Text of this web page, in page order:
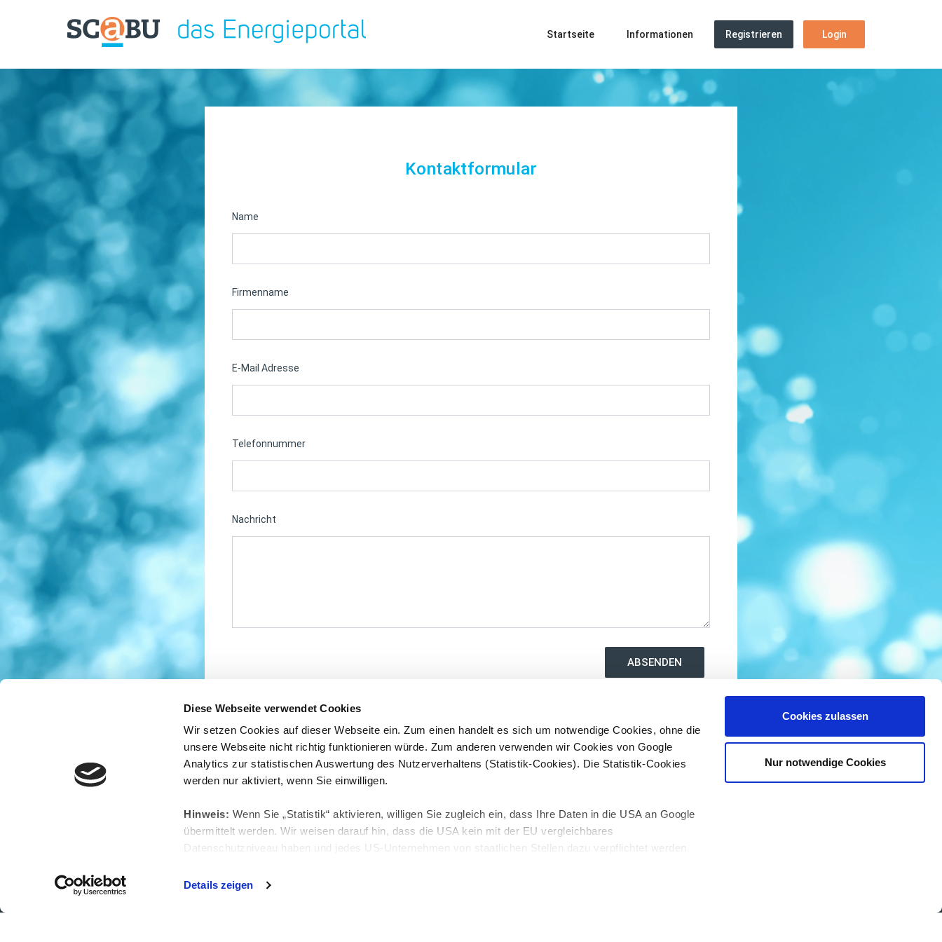
Diese Webseite verwendet Cookies
Wir setzen Cookies auf dieser Webseite ein. Zum einen handelt es sich um notwendige Cookies, ohne die
unsere Webseite nicht richtig funktionieren würde. Zum anderen verwenden wir Cookies von Google
Analytics zur statistischen Auswertung des Nutzerverhaltens (Statistik-Cookies). Die Statistik-Cookies
werden nur aktiviert, wenn Sie einwilligen.
Hinweis: Wenn Sie „Statistik“ aktivieren, willigen Sie zugleich ein, dass Ihre Daten in die USA an Google
übermittelt werden. Wir weisen darauf hin, dass die USA kein mit der EU vergleichbares
Datenschutzniveau haben und jedes US-Unternehmen von staatlichen Stellen dazu verpflichtet werden
zustehen. Details entnehmen Sie unserer
Details zeigen
Cookies zulassen
Nur notwendige Cookies
Start­sei­te Informationen Re­gis­trie­ren Login
Kontaktformular
Name
Firmenname
E-Mail Adresse
Telefonnummer
Nachricht
ABSENDEN
KON­TAKT